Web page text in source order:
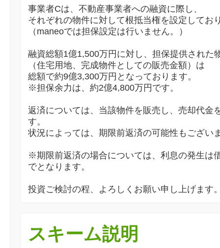
事業者Cは、不動産事業者への融資に際し、
それぞれの物件に対して根抵当権を設定してお
（maneoでは担保設定は行いません。）
融資総額1億1,500万円に対し、担保提供された
（住宅用地、完成物件としての販売金額）は
総額で約9億3,300万円となっております。
※担保余力は、約2億4,800万円です。
返済については、当該物件を販売し、売却代金
す。
状況によっては、期限前返済の可能性もござい
※期限前返済の場合については、利息の発生は
でとなります。
投資ご検討の程、よろしくお願い申し上げます
スキーム説明